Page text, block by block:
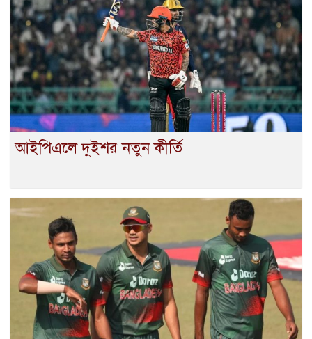
আইপিএলে দুইশর নতুন কীর্তি